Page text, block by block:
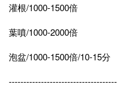
灌根/1000-1500倍
葉噴/1000-2000倍
泡盆/1000-1500倍/10-15分